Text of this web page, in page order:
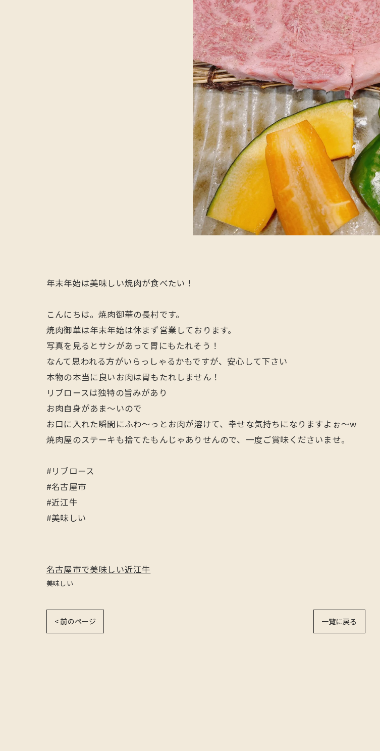
年末年始は美味しい焼肉が食べたい！
こんにちは。焼肉御華の長村です。
焼肉御華は年末年始は休まず営業しております。
写真を見るとサシがあって胃にもたれそう！
なんて思われる方がいらっしゃるかもですが、安心して下さい
本物の本当に良いお肉は胃もたれしません！
リブロースは独特の旨みがあり
お肉自身があま〜いので
お口に入れた瞬間にふわ〜っとお肉が溶けて、幸せな気持ちになりますよぉ〜w
焼肉屋のステーキも捨てたもんじゃありせんので、一度ご賞味くださいませ。
#リブロース
#名古屋市
#近江牛
#美味しい
名古屋市で美味しい近江牛
美味しい
< 前のページ 一覧に戻る